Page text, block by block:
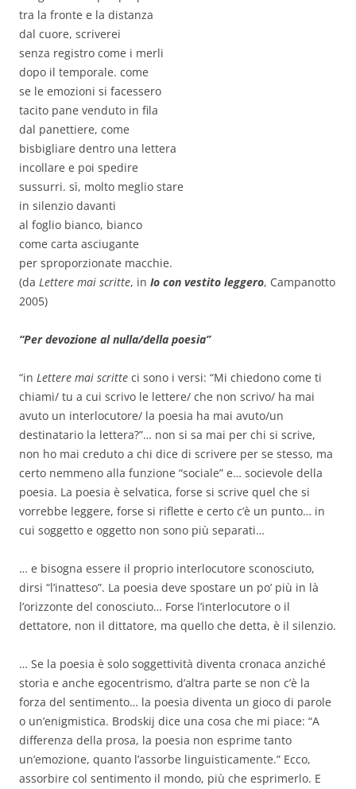
tra la fronte e la distanza
dal cuore, scriverei
senza registro come i merli
dopo il temporale. come
se le emozioni si facessero
tacito pane venduto in fila
dal panettiere, come
bisbigliare dentro una lettera
incollare e poi spedire
sussurri. sì, molto meglio stare
in silenzio davanti
al foglio bianco, bianco
come carta asciugante
per sproporzionate macchie.
(da Lettere mai scritte, in Io con vestito leggero, Campanotto
2005)
“Per devozione al nulla/della poesia”
“in Lettere mai scritte ci sono i versi: “Mi chiedono come ti
chiami/ tu a cui scrivo le lettere/ che non scrivo/ ha mai
avuto un interlocutore/ la poesia ha mai avuto/un
destinatario la lettera?”… non si sa mai per chi si scrive,
non ho mai creduto a chi dice di scrivere per se stesso, ma
certo nemmeno alla funzione “sociale” e… socievole della
poesia. La poesia è selvatica, forse si scrive quel che si
vorrebbe leggere, forse si riflette e certo c’è un punto… in
cui soggetto e oggetto non sono più separati…
… e bisogna essere il proprio interlocutore sconosciuto,
dirsi “l’inatteso”. La poesia deve spostare un po’ più in là
l’orizzonte del conosciuto… Forse l’interlocutore o il
dettatore, non il dittatore, ma quello che detta, è il silenzio.
… Se la poesia è solo soggettività diventa cronaca anziché
storia e anche egocentrismo, d’altra parte se non c’è la
forza del sentimento… la poesia diventa un gioco di parole
o un’enigmistica. Brodskij dice una cosa che mi piace: “A
differenza della prosa, la poesia non esprime tanto
un’emozione, quanto l’assorbe linguisticamente.” Ecco,
assorbire col sentimento il mondo, più che esprimerlo. E